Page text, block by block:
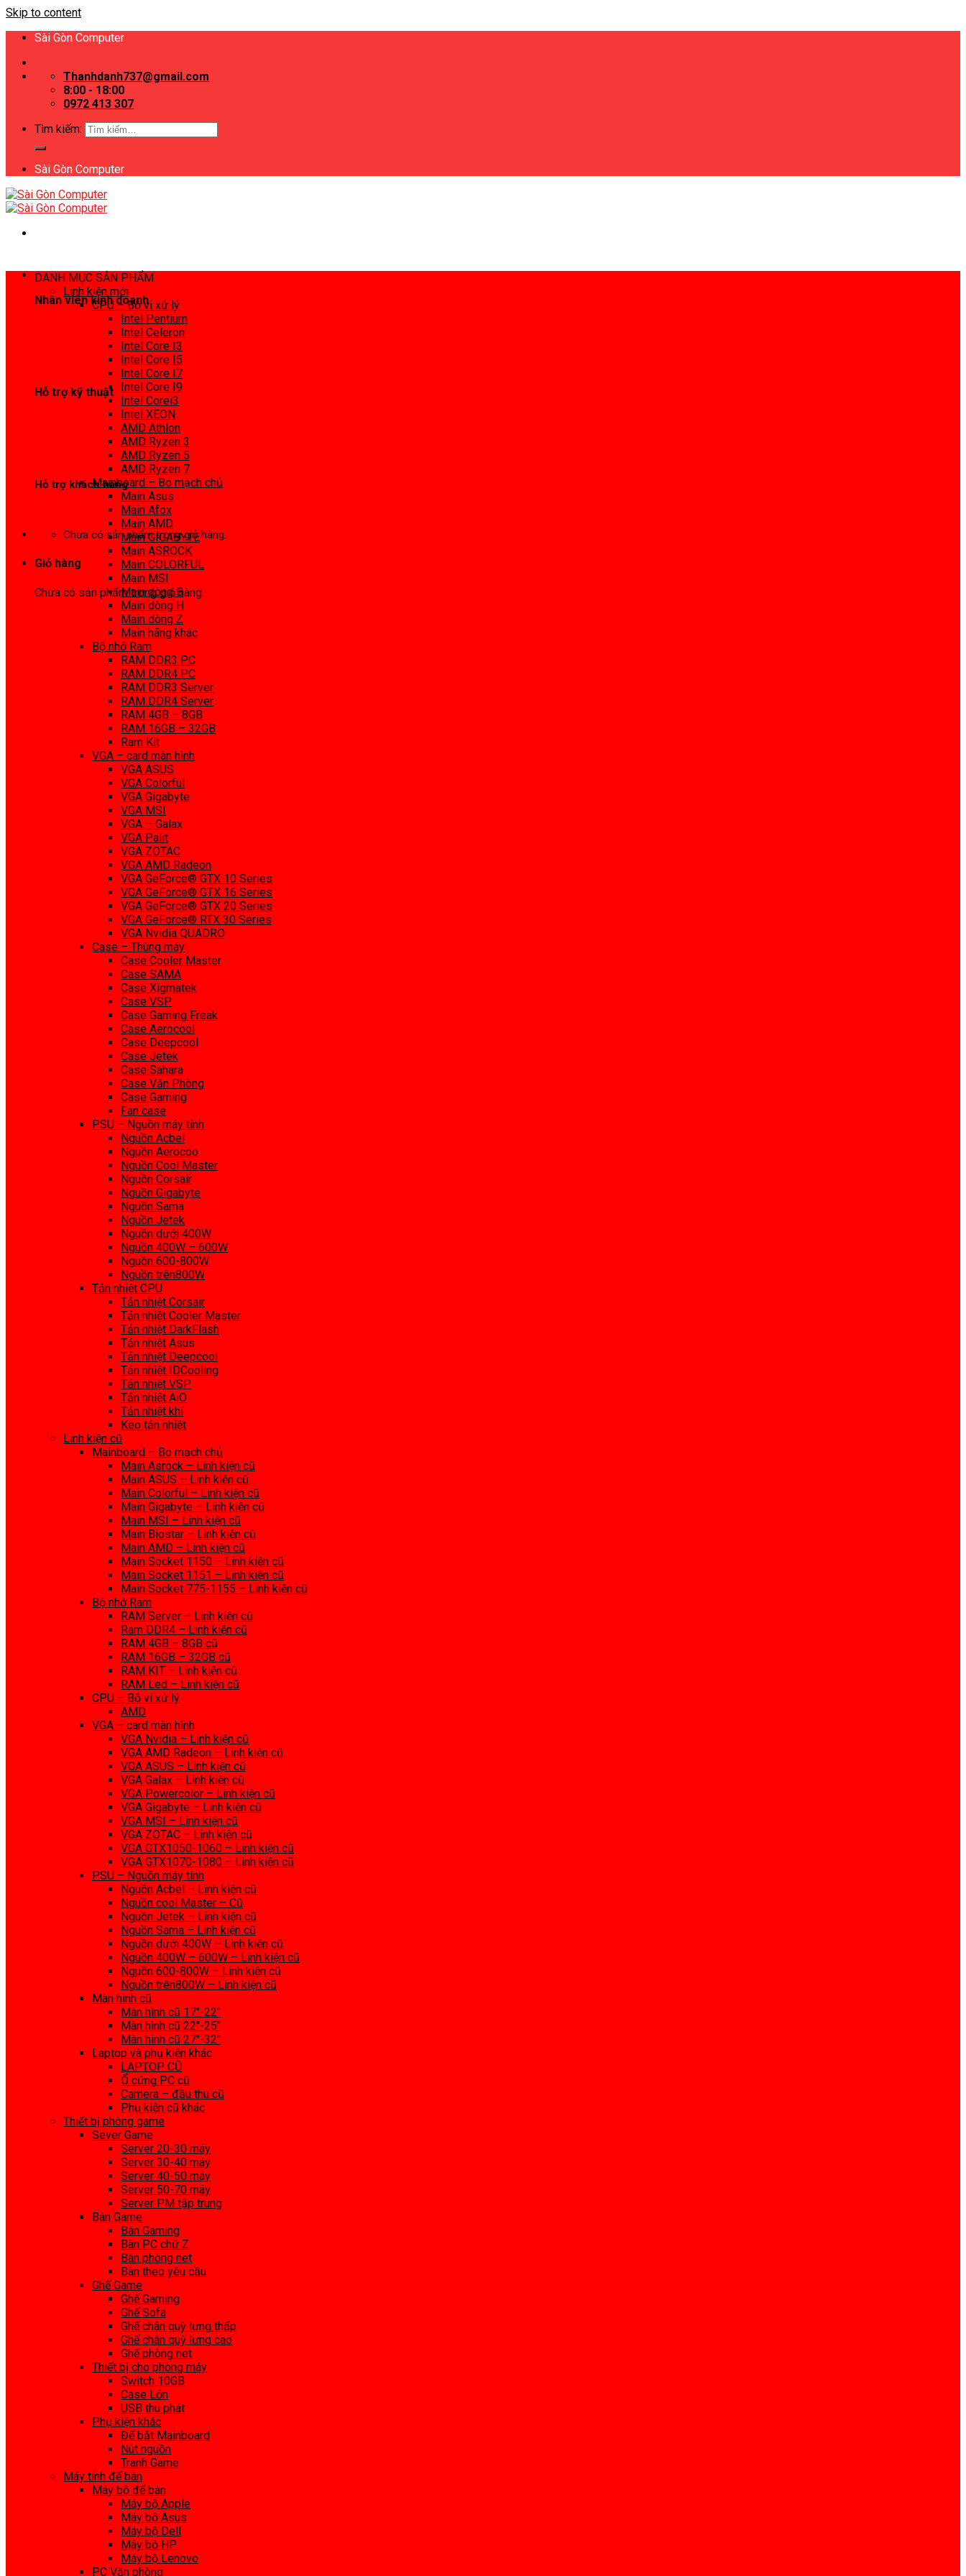
Skip to content
Sài Gòn Computer
Thanhdanh737@gmail.com
8:00 - 18:00
0972 413 307
Tìm kiếm:
Sài Gòn Computer
Nhân viên kinh doanh
Hỗ trợ kỹ thuật
Hỗ trợ khách hàng
Chưa có sản phẩm trong giỏ hàng.
Giỏ hàng
Chưa có sản phẩm trong giỏ hàng.
DANH MỤC SẢN PHẨM
Linh kiện mới
CPU – Bộ vi xử lý
Intel Pentium
Intel Celeron
Intel Core I3
Intel Core I5
Intel Core I7
Intel Core I9
Intel Corei3
Intel XEON
AMD Athlon
AMD Ryzen 3
AMD Ryzen 5
AMD Ryzen 7
Mainboard – Bo mạch chủ
Main Asus
Main Afox
Main AMD
Main GIGABYTE
Main ASROCK
Main COLORFUL
Main MSI
Main dòng B
Main dòng H
Main dòng Z
Main hãng khác
Bộ nhớ Ram
RAM DDR3 PC
RAM DDR4 PC
RAM DDR3 Server
RAM DDR4 Server
RAM 4GB – 8GB
RAM 16GB – 32GB
Ram Kit
VGA – card màn hình
VGA ASUS
VGA Colorful
VGA Gigabyte
VGA MSI
VGA – Galax
VGA Palit
VGA ZOTAC
VGA AMD Radeon
VGA GeForce® GTX 10 Series
VGA GeForce® GTX 16 Series
VGA GeForce® GTX 20 Series
VGA GeForce® RTX 30 Series
VGA Nvidia QUADRO
Case – Thùng máy
Case Cooler Master
Case SAMA
Case Xigmatek
Case VSP
Case Gaming Freak
Case Aerocool
Case Deepcool
Case Jetek
Case Sahara
Case Văn Phòng
Case Gaming
Fan case
PSU – Nguồn máy tính
Nguồn Acbel
Nguồn Aerocoo
Nguồn Cool Master
Nguồn Corsair
Nguồn Gigabyte
Nguồn Sama
Nguồn Jetek
Nguồn dưới 400W
Nguồn 400W – 600W
Nguồn 600-800W
Nguồn trên800W
Tản nhiệt CPU
Tản nhiệt Corsair
Tản nhiệt Cooler Master
Tản nhiệt DarkFlash
Tản nhiệt Asus
Tản nhiệt Deepcool
Tản nhiệt IDCooling
Tản nhiệt VSP
Tản nhiệt AiO
Tản nhiệt khí
Keo tản nhiệt
Linh kiện cũ
Mainboard – Bo mạch chủ
Main Asrock – Linh kiện cũ
Main ASUS – Linh kiện cũ
Main Colorful – Linh kiện cũ
Main Gigabyte – Linh kiện cũ
Main MSI – Linh kiện cũ
Main Biostar – Linh kiện cũ
Main AMD – Linh kiện cũ
Main Socket 1150 – Linh kiện cũ
Main Socket 1151 – Linh kiện cũ
Main Socket 775-1155 – Linh kiện cũ
Bộ nhớ Ram
RAM Server – Linh kiện cũ
Ram DDR4 – Linh kiện cũ
RAM 4GB – 8GB cũ
RAM 16GB – 32GB cũ
RAM KIT – Linh kiện cũ
RAM Led – Linh kiện cũ
CPU – Bộ vi xử lý
AMD
VGA – card màn hình
VGA Nvidia – Linh kiện cũ
VGA AMD Radeon – Linh kiện cũ
VGA ASUS – Linh kiện cũ
VGA Galax – Linh kiện cũ
VGA Powercolor – Linh kiện cũ
VGA Gigabyte – Linh kiện cũ
VGA MSI – Linh kiện cũ
VGA ZOTAC – Linh kiện cũ
VGA GTX1050-1060 – Linh kiện cũ
VGA GTX1070-1080 – Linh kiện cũ
PSU – Nguồn máy tính
Nguồn Acbel – Linh kiện cũ
Nguồn cool Master – Cũ
Nguồn Jetek – Linh kiện cũ
Nguồn Sama – Linh kiện cũ
Nguồn dưới 400W – Linh kiện cũ
Nguồn 400W – 600W – Linh kiện cũ
Nguồn 600-800W – Linh kiện cũ
Nguồn trên800W – Linh kiện cũ
Màn hình cũ
Màn hình cũ 17″-22″
Màn hình cũ 22″-25″
Màn hình cũ 27″-32″
Laptop và phụ kiện khác
LAPTOP CŨ
Ổ cứng PC cũ
Camera – đầu thu cũ
Phụ kiện cũ khác
Thiết bị phòng game
Sever Game
Server 20-30 máy
Server 30-40 máy
Server 40-50 máy
Server 50-70 máy
Server PM tập trung
Bàn Game
Bàn Gaming
Bàn PC chữ Z
Bàn phòng net
Bàn theo yêu cầu
Ghế Game
Ghế Gaming
Ghế Sofa
Ghế chân quỳ lưng thấp
Ghế chân quỳ lưng cao
Ghế phòng net
Thiết bị cho phòng máy
Switch 10GB
Case Lớn
USB thu phát
Phụ kiện khác
Đế bắt Mainboard
Nút nguồn
Tranh Game
Máy tính để bàn
Máy bộ để bàn
Máy bộ Apple
Máy bộ Asus
Máy bộ Dell
Máy bộ HP
Máy bộ Lenovo
PC Văn phòng